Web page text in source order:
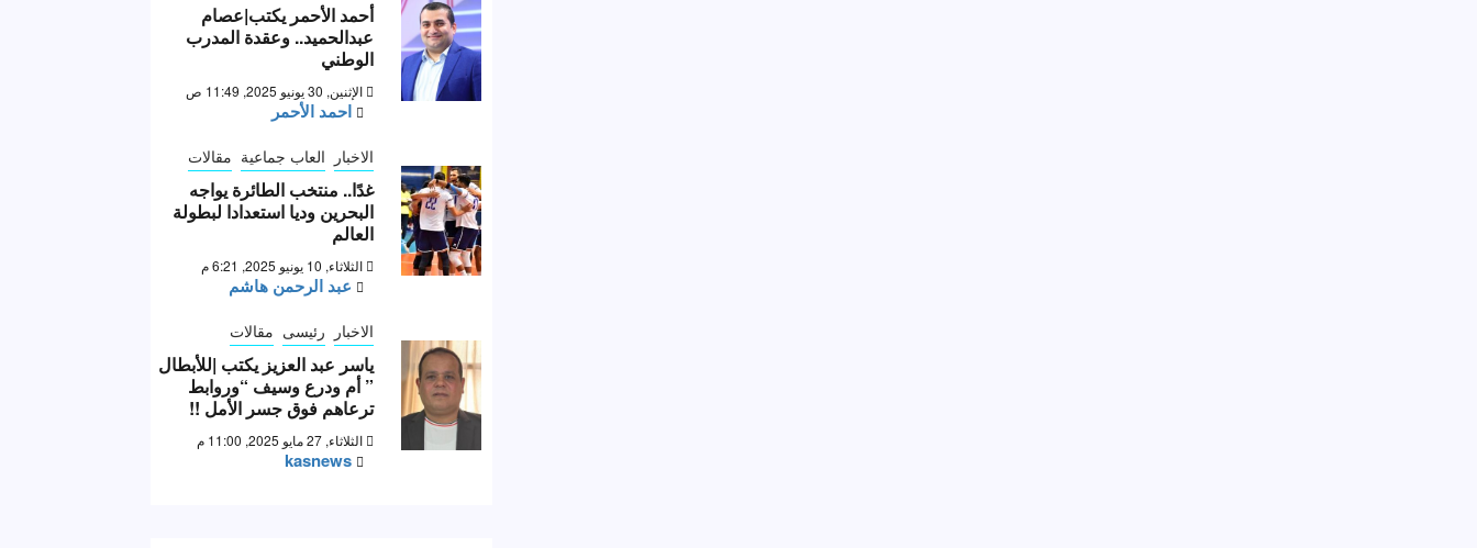
أحمد الأحمر يكتب|عصام
عبدالحميد.. وعقدة المدرب
الوطني
الإثنين, 30 يونيو 2025, 11:49 ص
احمد الأحمر
الاخبار العاب جماعية مقالات
غدًا.. منتخب الطائرة يواجه
البحرين وديا استعدادا لبطولة
العالم
الثلاثاء, 10 يونيو 2025, 6:21 م
عبد الرحمن هاشم
الاخبار رئيسى مقالات
ياسر عبد العزيز يكتب |للأبطال
” أم ودرع وسيف “وروابط
ترعاهم فوق جسر الأمل !!
الثلاثاء, 27 مايو 2025, 11:00 م
kasnews